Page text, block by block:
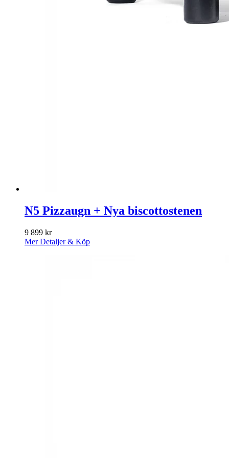
N5 Pizzaugn + Nya biscottostenen
9 899 kr
Mer Detaljer & Köp